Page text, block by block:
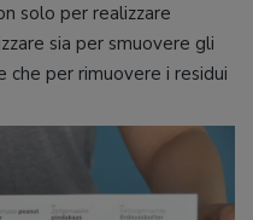
solo per realizzare
sia per smuovere gli
che per rimuovere i residui